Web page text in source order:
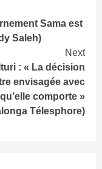
Sama est
Saleh)
Next
: « La décision
envisagée avec
comporte »
Télesphore)